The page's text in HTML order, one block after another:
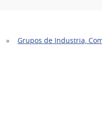
Grupos de Industria,